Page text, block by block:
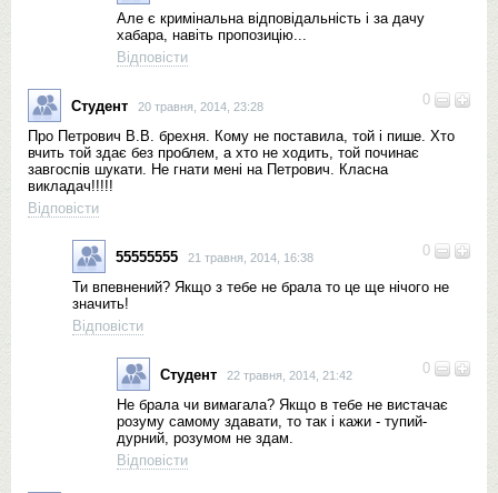
Але є кримінальна відповідальність і за дачу
хабара, навіть пропозицію...
Відповісти
0
Студент 20 травня, 2014, 23:28
Про Петрович В.В. брехня. Кому не поставила, той і пише. Хто
вчить той здає без проблем, а хто не ходить, той починає
завгоспів шукати. Не гнати мені на Петрович. Класна
викладач!!!!!
Відповісти
0
55555555 21 травня, 2014, 16:38
Ти впевнений? Якщо з тебе не брала то це ще нічого не
значить!
Відповісти
0
Студент 22 травня, 2014, 21:42
Не брала чи вимагала? Якщо в тебе не вистачає
розуму самому здавати, то так і кажи - тупий-
дурний, розумом не здам.
Відповісти